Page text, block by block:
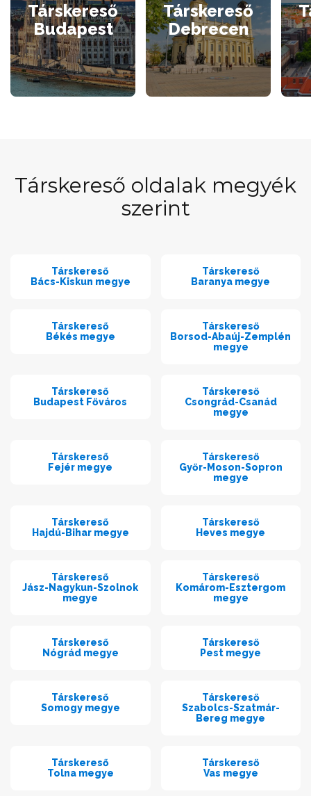
Társkereső
Budapest
Társkereső
Debrecen
Társkereső oldalak megyék
szerint
Társkereső
Bács-Kiskun megye
Társkereső
Baranya megye
Társkereső
Békés megye
Társkereső
Borsod-Abaúj-Zemplén
megye
Társkereső
Budapest Főváros
Társkereső
Csongrád-Csanád
megye
Társkereső
Fejér megye
Társkereső
Győr-Moson-Sopron
megye
Társkereső
Hajdú-Bihar megye
Társkereső
Heves megye
Társkereső
Jász-Nagykun-Szolnok
megye
Társkereső
Komárom-Esztergom
megye
Társkereső
Nógrád megye
Társkereső
Pest megye
Társkereső
Somogy megye
Társkereső
Szabolcs-Szatmár-
Bereg megye
Társkereső
Tolna megye
Társkereső
Vas megye